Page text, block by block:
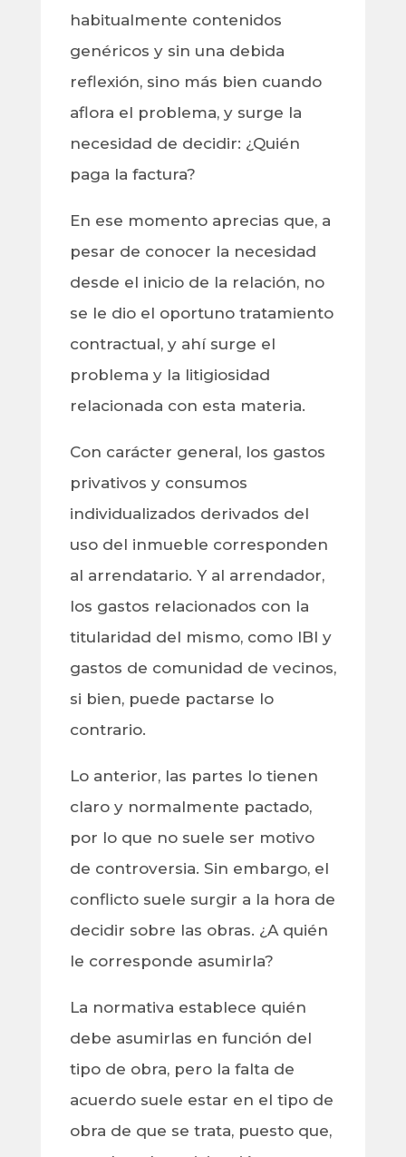
habitualmente contenidos
genéricos y sin una debida
reflexión, sino más bien cuando
aflora el problema, y surge la
necesidad de decidir: ¿Quién
paga la factura?
En ese momento aprecias que, a
pesar de conocer la necesidad
desde el inicio de la relación, no
se le dio el oportuno tratamiento
contractual, y ahí surge el
problema y la litigiosidad
relacionada con esta materia.
Con carácter general, los gastos
privativos y consumos
individualizados derivados del
uso del inmueble corresponden
al arrendatario. Y al arrendador,
los gastos relacionados con la
titularidad del mismo, como IBI y
gastos de comunidad de vecinos,
si bien, puede pactarse lo
contrario.
Lo anterior, las partes lo tienen
claro y normalmente pactado,
por lo que no suele ser motivo
de controversia. Sin embargo, el
conflicto suele surgir a la hora de
decidir sobre las obras. ¿A quién
le corresponde asumirla?
La normativa establece quién
debe asumirlas en función del
tipo de obra, pero la falta de
acuerdo suele estar en el tipo de
obra de que se trata, puesto que,